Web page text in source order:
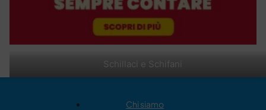
Schillaci e Schifani
Chi siamo